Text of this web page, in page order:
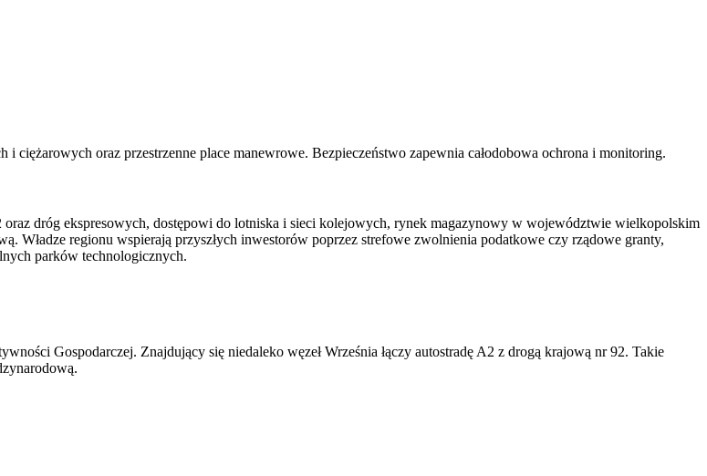
oraz przestrzenne place manewrowe. Bezpieczeństwo zapewnia całodobowa ochrona i monitoring.
dróg ekspresowych, dostępowi do lotniska i sieci kolejowych, rynek magazynowy w województwie wielkopolskim
Władze regionu wspierają przyszłych inwestorów poprzez strefowe zwolnienia podatkowe czy rządowe granty,
parków technologicznych.
Gospodarczej. Znajdujący się niedaleko węzeł Września łączy autostradę A2 z drogą krajową nr 92. Takie